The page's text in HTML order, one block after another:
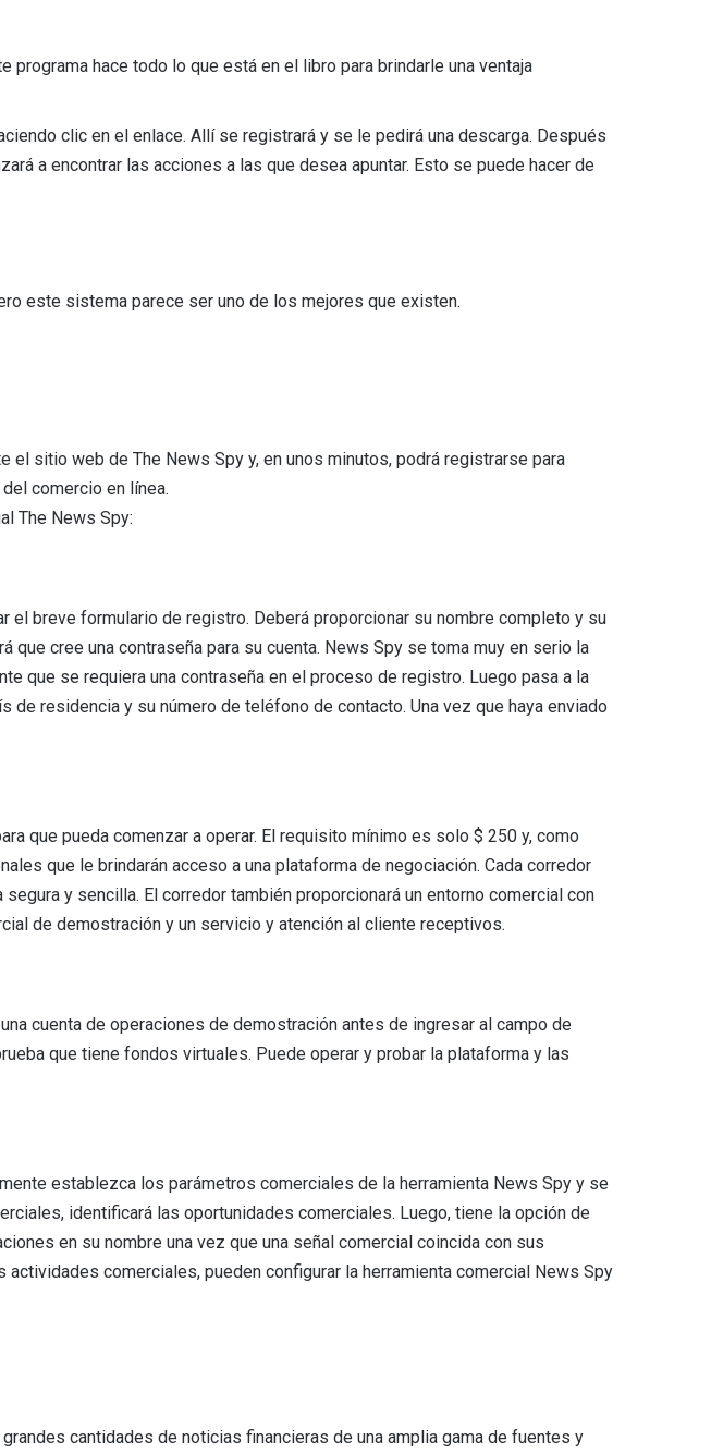
hace todo lo que está en el libro para brindarle una ventaja
clic en el enlace. Allí se registrará y se le pedirá una descarga. Después
a encontrar las acciones a las que desea apuntar. Esto se puede hacer de
este sistema parece ser uno de los mejores que existen.
sitio web de The News Spy y, en unos minutos, podrá registrarse para
comercio en línea.
The News Spy:
breve formulario de registro. Deberá proporcionar su nombre completo y su
cree una contraseña para su cuenta. News Spy se toma muy en serio la
que se requiera una contraseña en el proceso de registro. Luego pasa a la
residencia y su número de teléfono de contacto. Una vez que haya enviado
que pueda comenzar a operar. El requisito mínimo es solo $ 250 y, como
que le brindarán acceso a una plataforma de negociación. Cada corredor
y sencilla. El corredor también proporcionará un entorno comercial con
de demostración y un servicio y atención al cliente receptivos.
cuenta de operaciones de demostración antes de ingresar al campo de
que tiene fondos virtuales. Puede operar y probar la plataforma y las
establezca los parámetros comerciales de la herramienta News Spy y se
identificará las oportunidades comerciales. Luego, tiene la opción de
en su nombre una vez que una señal comercial coincida con sus
comerciales, pueden configurar la herramienta comercial News Spy
cantidades de noticias financieras de una amplia gama de fuentes y